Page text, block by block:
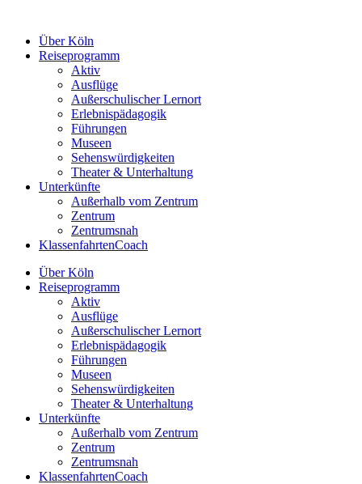
springenÜber Köln
Reiseprogramm
Aktiv
Ausflüge
Außerschulischer Lernort
Erlebnispädagogik
Führungen
Museen
Sehenswürdigkeiten
Theater & Unterhaltung
Unterkünfte
Außerhalb vom Zentrum
Zentrum
Zentrumsnah
KlassenfahrtenCoach
Über Köln
Reiseprogramm
Aktiv
Ausflüge
Außerschulischer Lernort
Erlebnispädagogik
Führungen
Museen
Sehenswürdigkeiten
Theater & Unterhaltung
Unterkünfte
Außerhalb vom Zentrum
Zentrum
Zentrumsnah
KlassenfahrtenCoach